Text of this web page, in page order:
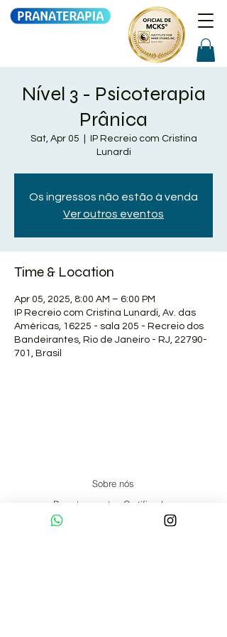
Nível 3 - Psicoterapia
Prânica
Sat, Apr 05
IP Recreio com Cristina
Lunardi
Os ingressos não estão à venda
Ver outros eventos
Time & Location
Apr 05, 2025, 8:00 AM – 6:00 PM
IP Recreio com Cristina Lunardi, Av. das
Américas, 16225 - sala 205 - Recreio dos
Bandeirantes, Rio de Janeiro - RJ, 22790-
701, Brasil
Sobre nós
Pranaterapeutas Certificados